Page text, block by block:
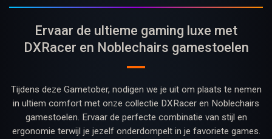
Ervaar de ultieme gaming luxe met
DXRacer en Noblechairs gamestoelen
Tijdens deze Gametober, nodigen we je uit om plaats te nemen
in ultiem comfort met onze collectie DXRacer en Noblechairs
gamestoelen. Ervaar de perfecte combinatie van stijl en
ergonomie terwijl je jezelf onderdompelt in je favoriete games.